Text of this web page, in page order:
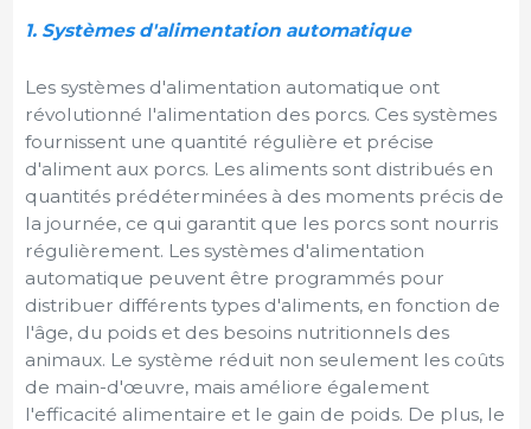
1. Systèmes d'alimentation automatique
Les systèmes d'alimentation automatique ont
révolutionné l'alimentation des porcs. Ces systèmes
fournissent une quantité régulière et précise
d'aliment aux porcs. Les aliments sont distribués en
quantités prédéterminées à des moments précis de
la journée, ce qui garantit que les porcs sont nourris
régulièrement. Les systèmes d'alimentation
automatique peuvent être programmés pour
distribuer différents types d'aliments, en fonction de
l'âge, du poids et des besoins nutritionnels des
animaux. Le système réduit non seulement les coûts
de main-d'œuvre, mais améliore également
l'efficacité alimentaire et le gain de poids. De plus, le